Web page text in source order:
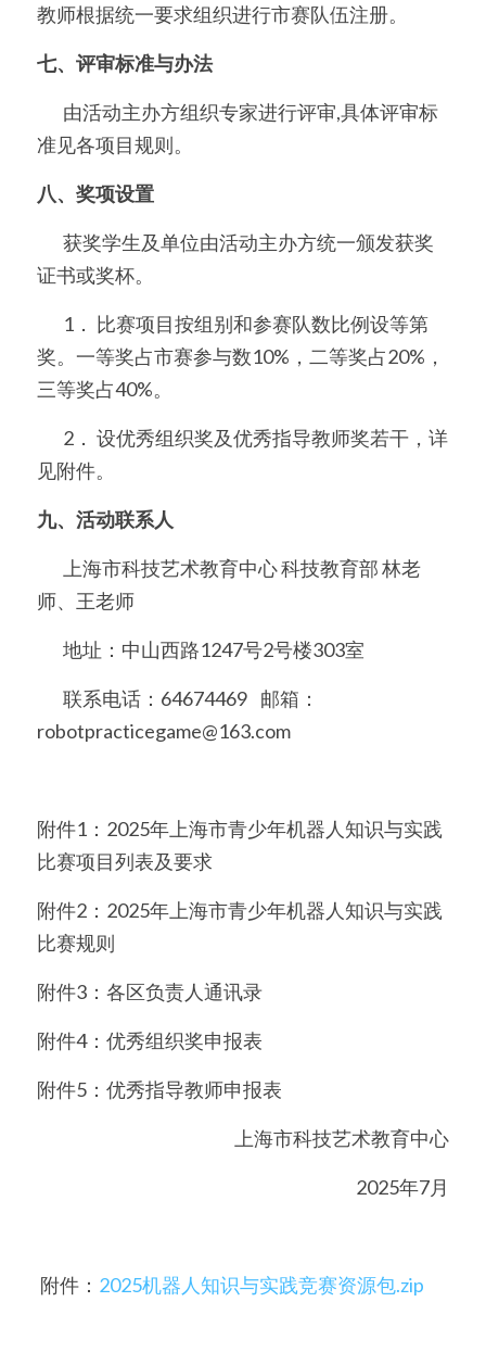
教师根据统一要求组织进行市赛队伍注册。
七、评审标准与办法
准见各项目规则。
八、奖项设置
证书或奖杯。
奖。一等奖占市赛参与数10%，二等奖占20%，
三等奖占40%。
见附件。
九、活动联系人
师、王老师
	地址：中山西路1247号2号楼303室
robotpracticegame@163.com
附件1：2025年上海市青少年机器人知识与实践
比赛项目列表及要求
附件2：2025年上海市青少年机器人知识与实践
比赛规则
附件3：各区负责人通讯录
附件4：优秀组织奖申报表
附件5：优秀指导教师申报表
上海市科技艺术教育中心
2025年7月
附件： 2025机器人知识与实践竞赛资源包.zip